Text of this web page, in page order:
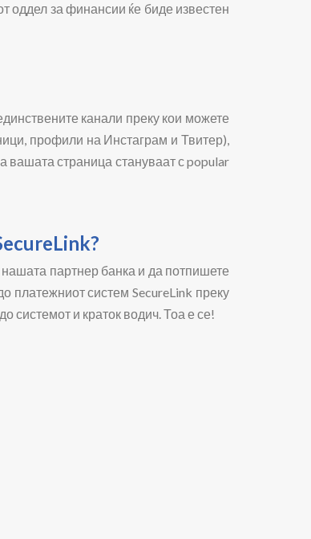
оддел за финансии ќе биде известен
канали преку кои можете
профили на Инстаграм и Твитер),
вашата страница стануваат с popular
партнер банка и да потпишете
платежниот систем SecureLink преку
системот и краток водич. Тоа е се!